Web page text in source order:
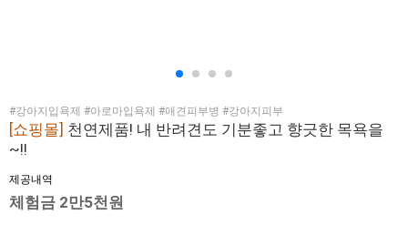
#강아지입욕제 #아로마입욕제 #애견피부병 #강아지피부
[쇼핑몰] 천연제품! 내 반려견도 기분좋고 향긋한 목욕을
~!!
제공내역
체험금 2만5천원